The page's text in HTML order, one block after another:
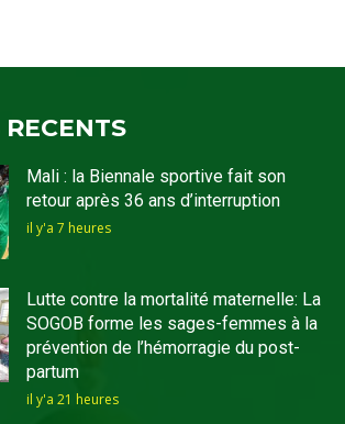
Mali : la Biennale sportive fait son
retour après 36 ans d’interruption
il y'a 7 heures
Lutte contre la mortalité maternelle: La
SOGOB forme les sages-femmes à la
prévention de l’hémorragie du post-
partum
il y'a 21 heures